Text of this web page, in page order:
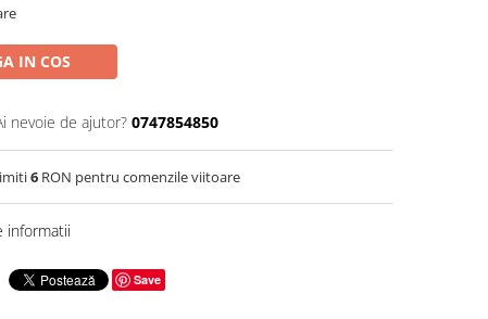
IN COS
nevoie de ajutor? 0747854850
6 RON pentru comenzile viitoare
informatii
Save